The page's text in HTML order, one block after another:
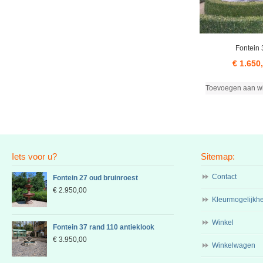
Fontein
€
Toevoegen aan
Iets voor u?
Fontein 27 oud bruinroest
€ 2.950,00
Fontein 37 rand 110 antieklook
€ 3.950,00
Sitemap:
Contact
Winkel
Winkelwagen